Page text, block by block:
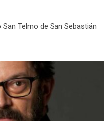
Telmo de San Sebastián